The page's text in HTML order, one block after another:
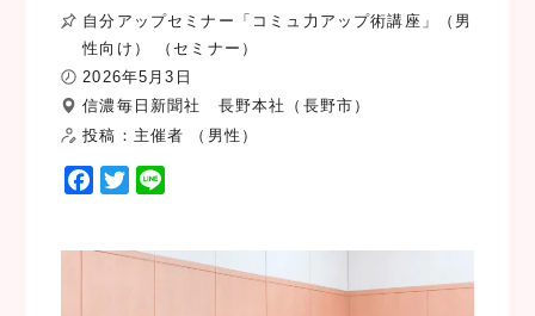
自分アップセミナー「コミュ力アップ術講座」（男
性向け） （セミナー）
2026年5月3日
信濃毎日新聞社 長野本社（長野市）
投稿：主催者 （男性）
F
T
e